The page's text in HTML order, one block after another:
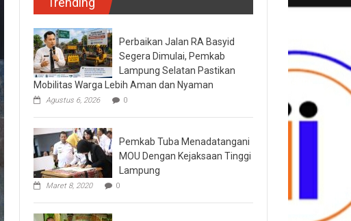
Perbaikan Jalan RA Basyid
Segera Dimulai, Pemkab
Lampung Selatan Pastikan
Mobilitas Warga Lebih Aman dan Nyaman
Agustus 6, 2026 0
Pemkab Tuba Menadatangani
MOU Dengan Kejaksaan Tinggi
Lampung
Maret 8, 2020 0